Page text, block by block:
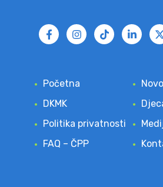
Početna
DKMK
Politika privatnosti
FAQ – ČPP